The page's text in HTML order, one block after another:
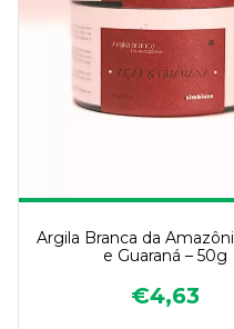
Argila Branca da
e Guaraná – 50g
€4,63